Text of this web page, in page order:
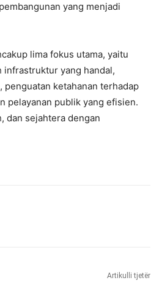
yang menjadi
lima fokus utama, yaitu
infrastruktur yang handal,
ketahanan terhadap
pelayanan publik yang efisien.
dan sejahtera dengan
Artikulli tjetër